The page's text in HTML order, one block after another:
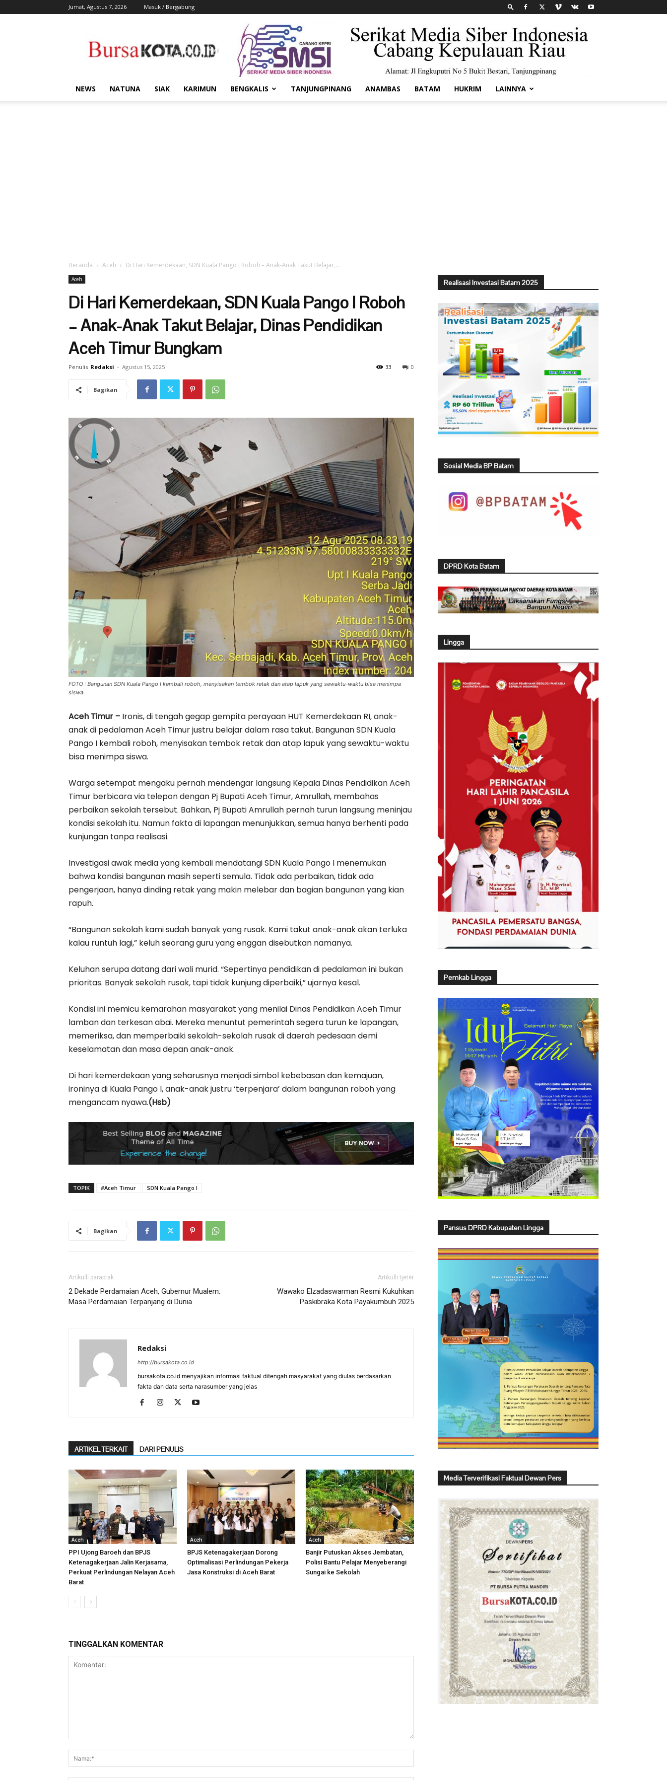
Jumat, Agustus 7, 2026 Masuk / Bergabung
Kota
NEWS NATUNA SIAK KARIMUN BENGKALIS TANJUNGPINANG ANAMBAS BATAM HUKRIM LAINNYA
Beranda Aceh Di Hari Kemerdekaan, SDN Kuala Pango I Roboh – Anak-Anak Takut Belajar,...
Aceh
Di Hari Kemerdekaan, SDN Kuala Pango I Roboh
– Anak-Anak Takut Belajar, Dinas Pendidikan
Aceh Timur Bungkam
Penulis Redaksi - Agustus 15, 2025 0
33
Bagikan
FOTO : Bangunan SDN Kuala Pango I kembali roboh, menyisakan tembok retak dan atap lapuk yang sewaktu-waktu bisa menimpa
siswa.
Aceh Timur – Ironis, di tengah gegap gempita perayaan HUT Kemerdekaan RI, anak-
anak di pedalaman Aceh Timur justru belajar dalam rasa takut. Bangunan SDN Kuala
Pango I kembali roboh, menyisakan tembok retak dan atap lapuk yang sewaktu-waktu
bisa menimpa siswa.
Warga setempat mengaku pernah mendengar langsung Kepala Dinas Pendidikan Aceh
Timur berbicara via telepon dengan Pj Bupati Aceh Timur, Amrullah, membahas
perbaikan sekolah tersebut. Bahkan, Pj Bupati Amrullah pernah turun langsung meninjau
kondisi sekolah itu. Namun fakta di lapangan menunjukkan, semua hanya berhenti pada
kunjungan tanpa realisasi.
Investigasi awak media yang kembali mendatangi SDN Kuala Pango I menemukan
bahwa kondisi bangunan masih seperti semula. Tidak ada perbaikan, tidak ada
pengerjaan, hanya dinding retak yang makin melebar dan bagian bangunan yang kian
rapuh.
“Bangunan sekolah kami sudah banyak yang rusak. Kami takut anak-anak akan terluka
kalau runtuh lagi,” keluh seorang guru yang enggan disebutkan namanya.
Keluhan serupa datang dari wali murid. “Sepertinya pendidikan di pedalaman ini bukan
prioritas. Banyak sekolah rusak, tapi tidak kunjung diperbaiki,” ujarnya kesal.
Kondisi ini memicu kemarahan masyarakat yang menilai Dinas Pendidikan Aceh Timur
lamban dan terkesan abai. Mereka menuntut pemerintah segera turun ke lapangan,
memeriksa, dan memperbaiki sekolah-sekolah rusak di daerah pedesaan demi
keselamatan dan masa depan anak-anak.
Di hari kemerdekaan yang seharusnya menjadi simbol kebebasan dan kemajuan,
ironinya di Kuala Pango I, anak-anak justru ‘terpenjara’ dalam bangunan roboh yang
mengancam nyawa.(Hsb)
TOPIK #Aceh Timur SDN Kuala Pango I
Bagikan
Artikulli paraprak
2 Dekade Perdamaian Aceh, Gubernur Mualem:
Masa Perdamaian Terpanjang di Dunia
Artikulli tjetër
Wawako Elzadaswarman Resmi Kukuhkan
Paskibraka Kota Payakumbuh 2025
Redaksi
http://bursakota.co.id
bursakota.co.id menyajikan informasi faktual ditengah masyarakat yang diulas berdasarkan
fakta dan data serta narasumber yang jelas
ARTIKEL TERKAIT DARI PENULIS
Aceh
PPI Ujong Baroeh dan BPJS
Ketenagakerjaan Jalin Kerjasama,
Perkuat Perlindungan Nelayan Aceh
Barat
Aceh
BPJS Ketenagakerjaan Dorong
Optimalisasi Perlindungan Pekerja
Jasa Konstruksi di Aceh Barat
Aceh
Banjir Putuskan Akses Jembatan,
Polisi Bantu Pelajar Menyeberangi
Sungai ke Sekolah
TINGGALKAN KOMENTAR
Realisasi Investasi Batam 2025
Sosial Media BP Batam
DPRD Kota Batam
Lingga
Pemkab Lingga
Pansus DPRD Kabupaten Lingga
Media Terverifikasi Faktual Dewan Pers